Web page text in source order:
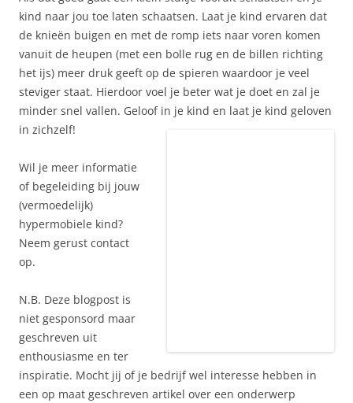
kind naar jou toe laten schaatsen. Laat je kind ervaren dat
de knieën buigen en met de romp iets naar voren komen
vanuit de heupen (met een bolle rug en de billen richting
het ijs) meer druk geeft op de spieren waardoor je veel
steviger staat. Hierdoor voel je beter wat je doet en zal je
minder snel vallen. Geloof in je kind en laat je kind geloven
in zichzelf!
Wil je meer informatie
of begeleiding bij jouw
(vermoedelijk)
hypermobiele kind?
Neem gerust contact
op.
N.B. Deze blogpost is
niet gesponsord maar
geschreven uit
enthousiasme en ter
inspiratie. Mocht jij of je bedrijf wel interesse hebben in
een op maat geschreven artikel over een onderwerp